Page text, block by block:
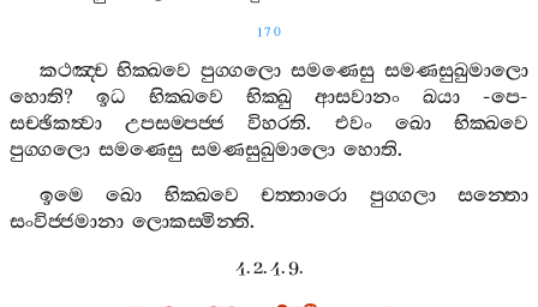
170
කථඤ‍්ච භික‍්ඛවෙ පුග‍්ගලො සමණෙසු සමණසුඛුමාලො
හොති? ඉධ භික‍්ඛවෙ භික‍්ඛු ආසවානං ඛයා -පෙ-
සච‍්ඡිකත්‍වා
උපසම‍්පජ‍්ජ විහරති. එවං ඛො
භික‍්ඛවෙ
පුග‍්ගලො සමණෙසු සමණසුඛුමාලො හොති.
ඉමෙ
ඛො භික‍්ඛවෙ චත‍්තාරො පුග‍්ගලා
සන‍්තො
සංවිජ‍්ජමානා ලොකස‍්මින‍්ති.
4. 2. 4. 9.